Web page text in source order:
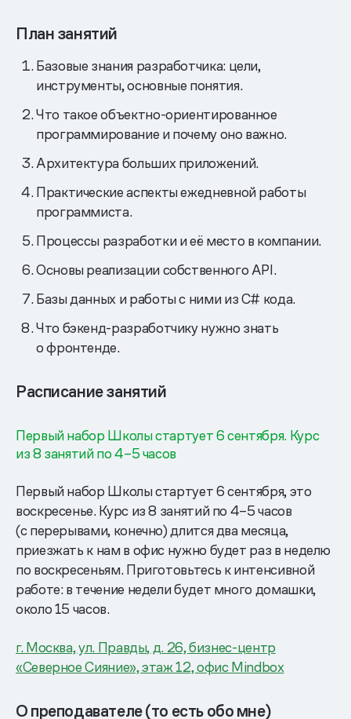
План занятий
Базовые знания разработчика: цели,
инструменты, основные понятия.
Что такое объектно-ориентированное
программирование и почему оно важно.
Архитектура больших приложений.
Практические аспекты ежедневной работы
программиста.
Процессы разработки и её место в компании.
Основы реализации собственного API.
Базы данных и работы с ними из C# кода.
Что бэкенд-разработчику нужно знать
о фронтенде.
Расписание занятий
Первый набор Школы стартует 6 сентября. Курс
из 8 занятий по 4–5 часов
Первый набор Школы стартует 6 сентября, это
воскресенье. Курс из 8 занятий по 4–5 часов
(с перерывами, конечно) длится два месяца,
приезжать к нам в офис нужно будет раз в неделю
по воскресеньям. Приготовьтесь к интенсивной
работе: в течение недели будет много домашки,
около 15 часов.
г. Москва, ул. Правды, д. 26, бизнес-центр
«Северное Сияние», этаж 12, офис Mindbox
О преподавателе (то есть обо мне)